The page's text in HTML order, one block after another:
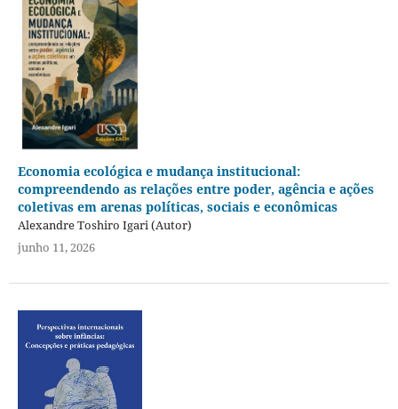
Economia ecológica e mudança institucional:
compreendendo as relações entre poder, agência e ações
coletivas em arenas políticas, sociais e econômicas
Alexandre Toshiro Igari (Autor)
junho 11, 2026